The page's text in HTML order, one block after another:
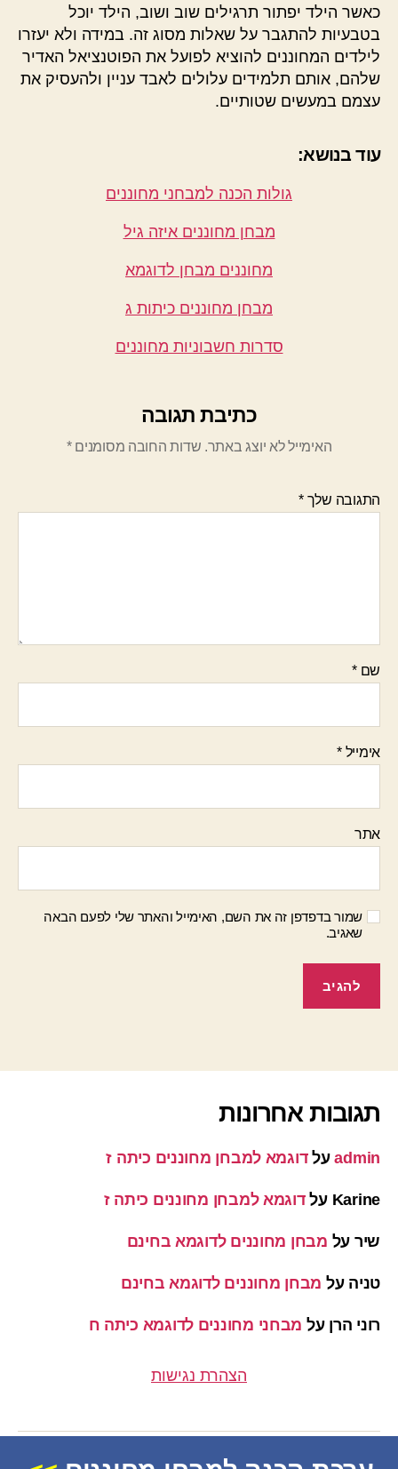
כאשר הילד יפתור תרגילים שוב ושוב, הילד יוכל
בטבעיות להתגבר על שאלות מסוג זה. במידה ולא יעזרו
לילדים המחוננים להוציא לפועל את הפוטנציאל האדיר
שלהם, אותם תלמידים עלולים לאבד עניין ולהעסיק את
עצמם במעשים שטותיים.
עוד בנושא:
גולות הכנה למבחני מחוננים
מבחן מחוננים איזה גיל
מחוננים מבחן לדוגמא
מבחן מחוננים כיתות ג
סדרות חשבוניות מחוננים
כתיבת תגובה
האימייל לא יוצג באתר. שדות החובה מסומנים*
התגובה שלך*
שם*
אימייל*
אתר
שמור בדפדפן זה את השם, האימייל והאתר שלי לפעם הבאה
שאגיב.
תגובות אחרונות
adminעלדוגמא למבחן מחוננים כיתה ז
Karine עלדוגמא למבחן מחוננים כיתה ז
שיר על מבחן מחוננים לדוגמא בחינם
טניה על מבחן מחוננים לדוגמא בחינם
רוני הרן על מבחני מחוננים לדוגמא כיתה ח
הצהרת נגישות